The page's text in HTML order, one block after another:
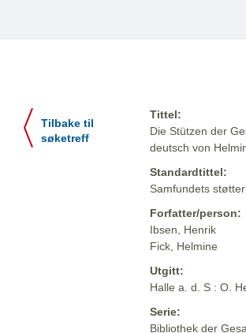
Tilbake til
søketreff
Tittel:
Die Stützen der
deutsch von
Standardtittel:
Samfundets støtter
Forfatter/person:
Ibsen, Henrik
Fick, Helmine
Utgitt:
Halle a. d. S : O.
Serie:
Bibliothek der